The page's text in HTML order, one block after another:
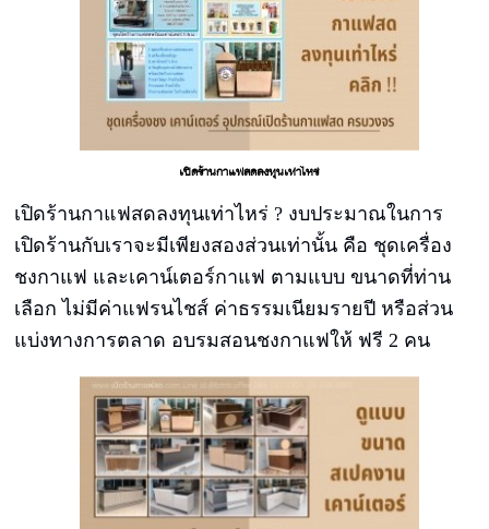
เปิดร้านกาแฟสดลงทุนเท่าไหร่
เปิดร้านกาแฟสดลงทุนเท่าไหร่ ? งบประมาณในการ
เปิดร้านกับเราจะมีเพียงสองส่วนเท่านั้น คือ ชุดเครื่อง
ชงกาแฟ และเคาน์เตอร์กาแฟ ตามแบบ ขนาดที่ท่าน
เลือก ไม่มีค่าแฟรนไชส์ ค่าธรรมเนียมรายปี หรือส่วน
แบ่งทางการตลาด อบรมสอนชงกาแฟให้ ฟรี 2 คน